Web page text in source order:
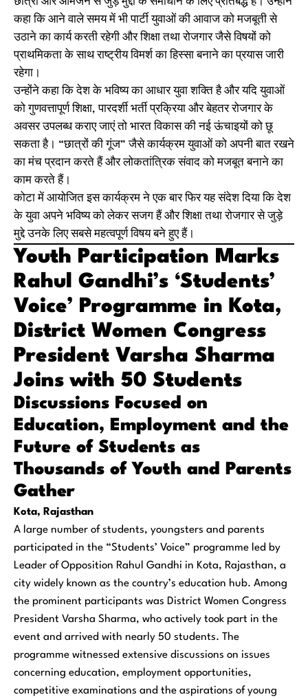
कहा कि आने वाले समय में भी पार्टी युवाओं की आवाज को मजबूती से
उठाने का कार्य करती रहेगी और शिक्षा तथा रोजगार जैसे विषयों को
प्राथमिकता के साथ राष्ट्रीय विमर्श का हिस्सा बनाने का प्रयास जारी
रहेगा।
उन्होंने कहा कि देश के भविष्य का आधार युवा शक्ति है और यदि युवाओं
को गुणवत्तापूर्ण शिक्षा, पारदर्शी भर्ती प्रक्रिया और बेहतर रोजगार के
अवसर उपलब्ध कराए जाएं तो भारत विकास की नई ऊंचाइयों को छू
सकता है। “छात्रों की गूंज” जैसे कार्यक्रम युवाओं को अपनी बात रखने
का मंच प्रदान करते हैं और लोकतांत्रिक संवाद को मजबूत बनाने का
काम करते हैं।
कोटा में आयोजित इस कार्यक्रम ने एक बार फिर यह संदेश दिया कि देश
के युवा अपने भविष्य को लेकर सजग हैं और शिक्षा तथा रोजगार से जुड़े
मुद्दे उनके लिए सबसे महत्वपूर्ण विषय बने हुए हैं।
Youth Participation Marks
Rahul Gandhi’s ‘Students’
Voice’ Programme in Kota,
District Women Congress
President Varsha Sharma
Joins with 50 Students
Discussions Focused on
Education, Employment and the
Future of Students as
Thousands of Youth and Parents
Gather
Kota, Rajasthan
A large number of students, youngsters and parents
participated in the “Students’ Voice” programme led by
Leader of Opposition Rahul Gandhi in Kota, Rajasthan, a
city widely known as the country’s education hub. Among
the prominent participants was District Women Congress
President Varsha Sharma, who actively took part in the
event and arrived with nearly 50 students. The
programme witnessed extensive discussions on issues
concerning education, employment opportunities,
competitive examinations and the aspirations of young